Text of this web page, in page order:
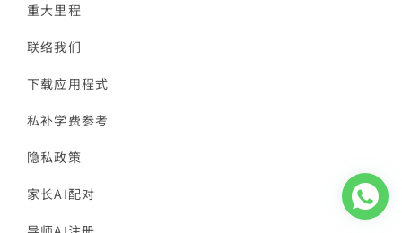
重大里程
联络我们
下载应用程式
私补学费参考
隐私政策
家长AI配对